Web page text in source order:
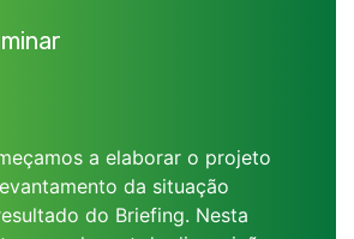
a elaborar o projeto
da situação
do Briefing. Nesta